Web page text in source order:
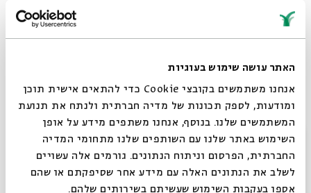
האתר עושה שימוש בעוגיות
אנחנו משתמשים בקובצי Cookie כדי להתאים אישית תוכן
ומודעות, לספק תכונות של מדיה חברתית ולנתח את תנועת
המשתמשים שלנו. בנוסף, אנחנו משתפים מידע על אופן
השימוש באתר שלנו עם השותפים שלנו מתחומי המדיה
החברתית, הפרסום וניתוח הנתונים. גורמים אלה עשויים
לשלב את הנתונים האלה עם מידע אחר שסיפקתם או שהם
אספו בעקבות השימוש שעשיתם בשירותים שלהם.
נהפוך הוא.
סגור